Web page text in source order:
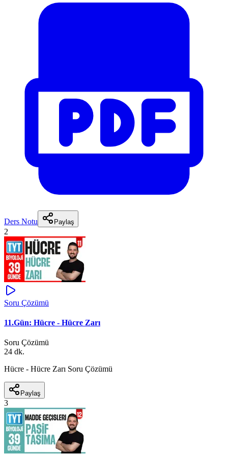
Ders Notu Paylaş
2
Soru Çözümü
11.Gün: Hücre - Hücre Zarı
Soru Çözümü
24 dk.
Hücre - Hücre Zarı Soru Çözümü
Paylaş
3